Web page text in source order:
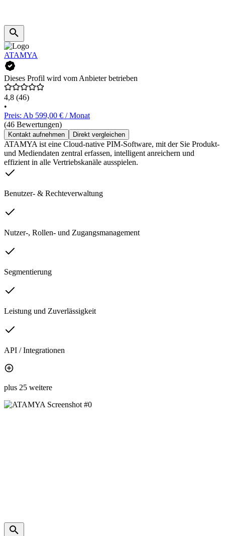
ATAMYA
Dieses Profil wird vom Anbieter betrieben
4,8 (46)
•
Preis: Ab 599,00 € / Monat
(46 Bewertungen)
Kontakt aufnehmen Direkt vergleichen
ATAMYA ist eine Cloud-native PIM-Software, mit der Sie Produkt-
und Mediendaten zentral erfassen, intelligent anreichern und
effizient in alle Vertriebskanäle ausspielen.
Benutzer- & Rechteverwaltung
Nutzer-, Rollen- und Zugangsmanagement
Segmentierung
Leistung und Zuverlässigkeit
API / Integrationen
plus 25 weitere